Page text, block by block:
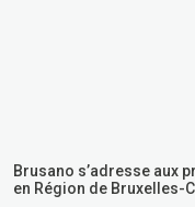
Brusano s’adresse aux
en Région de Bruxelles-